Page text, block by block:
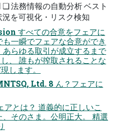
法務情報の自動分析 ベスト
を可視化・リスク検知
すべての合意をフェアに
一瞬でフェアな合意ができ
あらゆる取引が成立するまで
、 誰もが搾取されることな
します。
Ltd. 8 ん？フェアに
とは？ 道義的に正しいこ
そのさま。公明正大。 精選